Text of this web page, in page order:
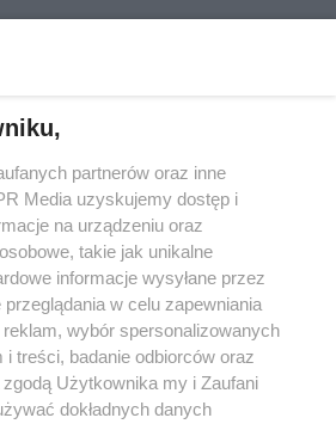
NAD BAŁTYKIEM
Mielnie i Sopocie.
partnerów oraz inne
Media uzyskujemy dostęp i
na urządzeniu oraz
takie jak unikalne
informacje wysyłane przez
w celu zapewniania
wybór spersonalizowanych
treści, badanie odbiorców oraz
zgodą Użytkownika my i Zaufani
dokładnych danych